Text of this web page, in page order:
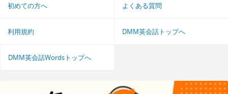
初めての方へ よくある質問
利用規約 DMM英会話トップへ
DMM英会話Wordsトップへ